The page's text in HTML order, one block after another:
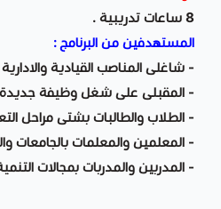
8 ساعات تدريبية .
المستهدفين من البرنامج :
- شاغلى المناصب القيادية والادارية
- المقبلى على شغل وظيفة جديدة
- الطلاب والطالبات بشتى مراحل
- المعلمين والمعلمات بالجامعات
- المدربين والمدربات بمجالات